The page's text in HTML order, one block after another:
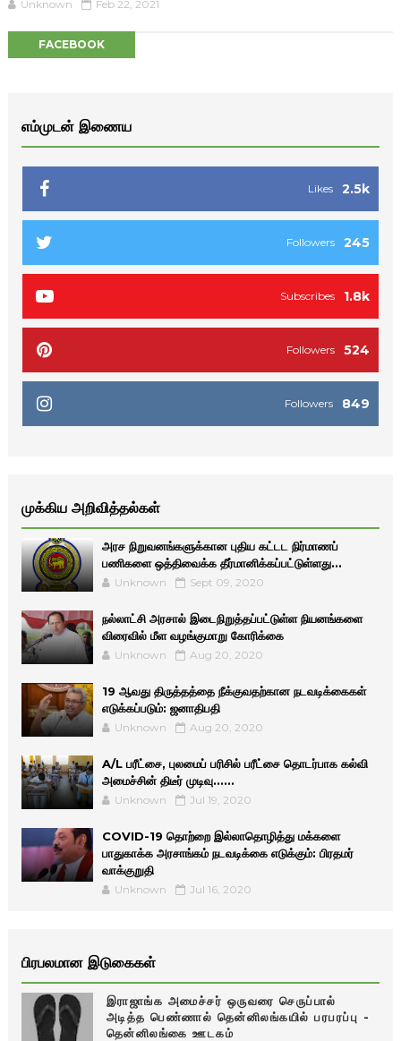
Unknown Feb 22, 2021
FACEBOOK
எம்முடன் இணைய
2.5k
Likes
245
Followers
1.8k
Subscribes
524
Followers
849
Followers
முக்கிய அறிவித்தல்கள்
அரச நிறுவனங்களுக்கான புதிய கட்டட நிர்மாணப்
பணிகளை ஒத்திவைக்க தீர்மானிக்கப்பட்டுள்ளது...
Unknown Sept 09, 2020
நல்லாட்சி அரசால் இடைநிறுத்தப்பட்டுள்ள நியனங்களை
விரைவில் மீள வழங்குமாறு கோரிக்கை
Unknown Aug 20, 2020
19 ஆவது திருத்தத்தை நீக்குவதற்கான நடவடிக்கைகள்
எடுக்கப்படும்: ஜனாதிபதி
Unknown Aug 20, 2020
A/L பரீட்சை, புலமைப் பரிசில் பரீட்சை தொடர்பாக கல்வி
அமைச்சின் திடீர் முடிவு......
Unknown Jul 19, 2020
COVID-19 தொற்றை இல்லாதொழித்து மக்களை
பாதுகாக்க அரசாங்கம் நடவடிக்கை எடுக்கும்: பிரதமர்
வாக்குறுதி
Unknown Jul 16, 2020
பிரபலமான இடுகைகள்
இராஜாங்க அமைச்சர் ஒருவரை செருப்பால்
அடித்த பெண்ணால் தென்னிலங்கயில் பரபரப்பு -
தென்னிலங்கை ஊடகம்